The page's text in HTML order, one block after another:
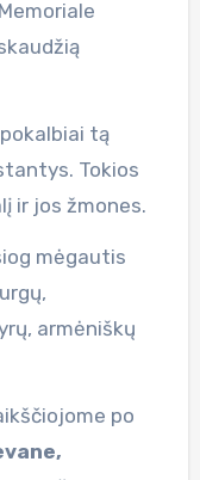
tą
Tokios
ir jos žmones.
mėgautis
armėniškų
po